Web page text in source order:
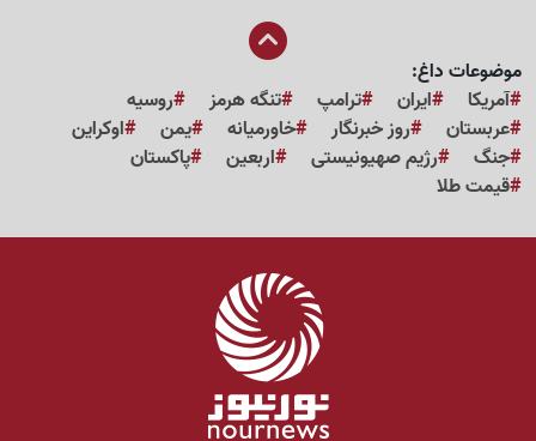
موضوعات داغ:
آمریکا
ایران ترامپ تنگه هرمز
روسیه
عربستان
روز خبرنگار خاورمیانه یمن
اوکراین
جنگ
رژیم صهیونیستی اربعین
پاکستان
قیمت طلا